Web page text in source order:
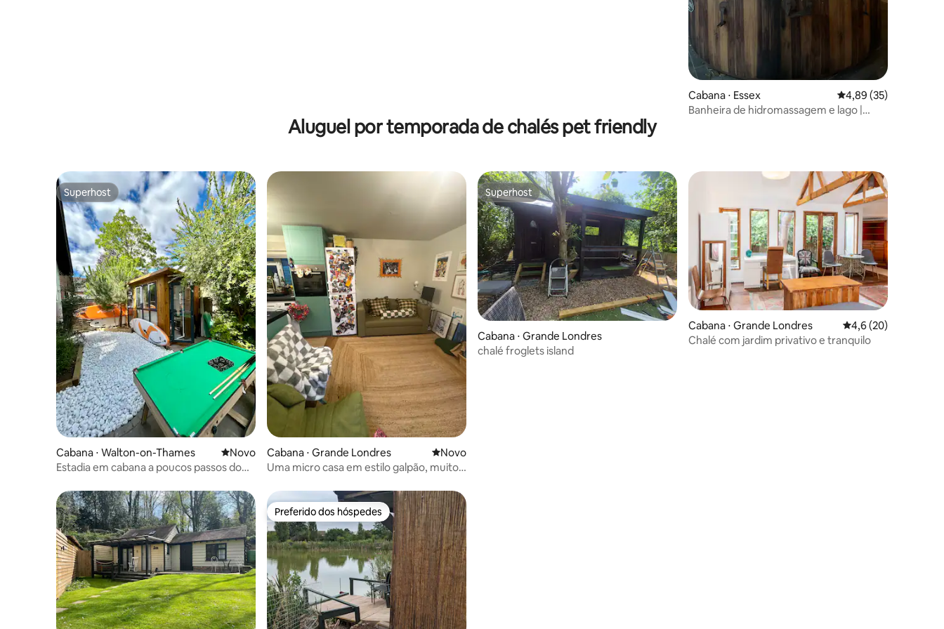
Cabana ⋅ Essex 4,89 de uma
4,89 (35)
Banheira de hidromassagem e lago |
Aluguel por temporada de chalés pet friendly
Superhost
Superhost
Cabana ⋅ Walton-on-Thames Novo lugar para ficar
Novo
Estadia em cabana a poucos passos do
Cabana ⋅ Grande Londres Novo lugar para ficar
Novo
Uma micro casa em estilo galpão, muito
Superhost
Superhost
Cabana ⋅ Grande Londres
chalé froglets island
Cabana ⋅ Grande Londres 4,6 de uma
4,6 (20)
Chalé com jardim privativo e tranquilo
Preferido dos hóspedes
Preferido dos hóspedes